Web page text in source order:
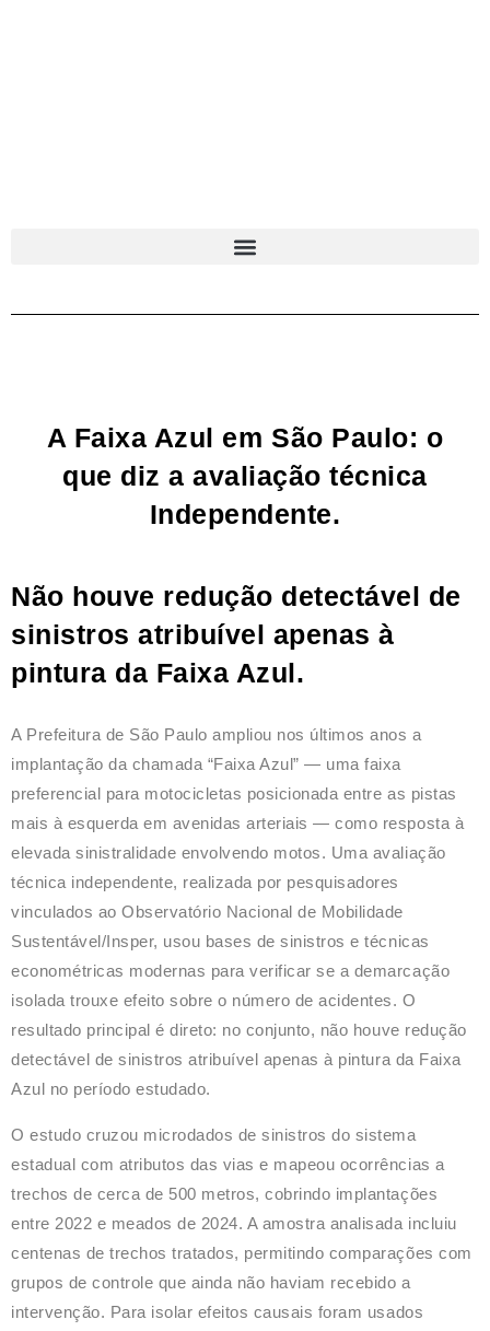
A Faixa Azul em São Paulo: o
que diz a avaliação técnica
Independente.
Não houve redução detectável de
sinistros atribuível apenas à
pintura da Faixa Azul.
A Prefeitura de São Paulo ampliou nos últimos anos a
implantação da chamada “Faixa Azul” — uma faixa
preferencial para motocicletas posicionada entre as pistas
mais à esquerda em avenidas arteriais — como resposta à
elevada sinistralidade envolvendo motos. Uma avaliação
técnica independente, realizada por pesquisadores
vinculados ao Observatório Nacional de Mobilidade
Sustentável/Insper, usou bases de sinistros e técnicas
econométricas modernas para verificar se a demarcação
isolada trouxe efeito sobre o número de acidentes.O
resultado principal é direto: no conjunto, não houve redução
detectável de sinistros atribuível apenas à pintura da Faixa
Azul no período estudado.
O estudo cruzou microdados de sinistros do sistema
estadual com atributos das vias e mapeou ocorrências a
trechos de cerca de 500 metros, cobrindo implantações
entre 2022 e meados de 2024. A amostra analisada incluiu
centenas de trechos tratados, permitindo comparações com
grupos de controle que ainda não haviam recebido a
intervenção. Para isolar efeitos causais foram usados